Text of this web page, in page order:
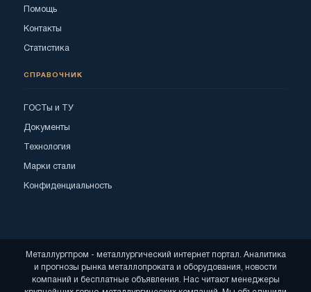
Помощь
Контакты
Статистика
СПРАВОЧНИК
ГОСТы и ТУ
Документы
Технология
Марки стали
Конфиденциальность
Металлургпром - металлургический интернет портал. Аналитика
и прогнозы рынка металлопроката и оборудования, новости
компаний и бесплатные объявления. Нас читают менеджеры